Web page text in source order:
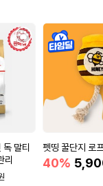
말티
리
펫띵 꿀단지 로
40%